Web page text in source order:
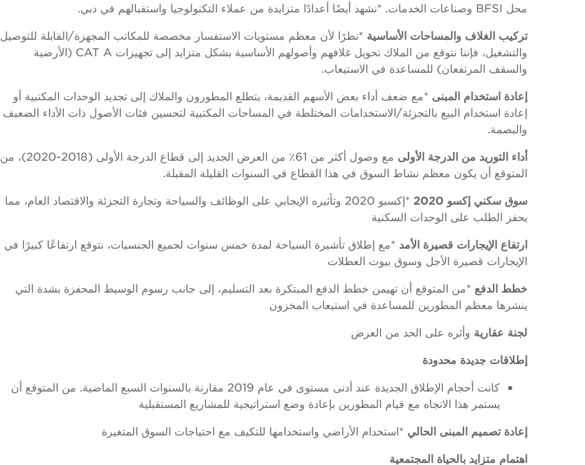
محل BFSI وصناعات الخدمات. *نشهد أيضًا أعدادًا متزايدة من عملاء التكنولوجيا واستقبالهم في دبي.
تركيب الغلاف والمساحات الأساسية *نظرًا لأن معظم مستويات الاستفسار مخصصة للمكاتب المجهزة/القابلة للتوصيل
والتشغيل، فإننا نتوقع من الملاك تحويل غلافهم وأصولهم الأساسية بشكل متزايد إلى تجهيزات CAT A (الأرضية
والسقف المرتفعان) للمساعدة في الاستيعاب.
إعادة استخدام المبنى *مع ضعف أداء بعض الأسهم القديمة، يتطلع المطورون والملاك إلى تجديد الوحدات المكتبية أو
إعادة استخدام البيع بالتجزئة/الاستخدامات المختلطة في المساحات المكتبية لتحسين فئات الأصول ذات الأداء الضعيف
والبصمة.
أداء التوريد من الدرجة الأولى
مع وصول أكثر من 61٪ من العرض الجديد إلى قطاع الدرجة الأولى (2018-2020)، من
المتوقع أن يكون معظم نشاط السوق في هذا القطاع في السنوات القليلة المقبلة.
سوق سكني إكسو 2020
*إكسبو 2020 وتأثيره الإيجابي على الوظائف والسياحة وتجارة التجزئة والاقتصاد العام، مما
يحفز الطلب على الوحدات السكنية
ارتفاع الإيجارات قصيرة الأمد *مع إطلاق تأشيرة السياحة لمدة خمس سنوات لجميع الجنسيات، نتوقع ارتفاعًا كبيرًا في
الإيجارات قصيرة الأجل وسوق بيوت العطلات
خطط الدفع *من المتوقع أن تهيمن خطط الدفع المبتكرة بعد التسليم، إلى جانب رسوم الوسيط المحفزة بشدة التي
ينشرها معظم المطورين للمساعدة في استيعاب المخزون
لجنة عقارية وأثره على الحد من العرض
إطلاقات جديدة محدودة
كانت أحجام الإطلاق الجديدة عند أدنى مستوى في عام 2019 مقارنة بالسنوات السبع الماضية. من المتوقع أن
يستمر هذا الاتجاه مع قيام المطورين بإعادة وضع استراتيجية للمشاريع المستقبلية
إعادة تصميم المبنى الحالي *استخدام الأراضي واستخدامها للتكيف مع احتياجات السوق المتغيرة
اهتمام متزايد بالحياة المجتمعية